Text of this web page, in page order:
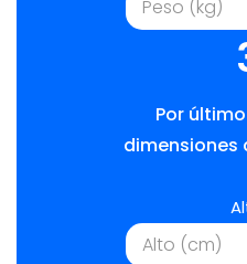
Por
dimensiones